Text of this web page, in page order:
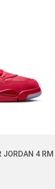
JORDAN 4 RM